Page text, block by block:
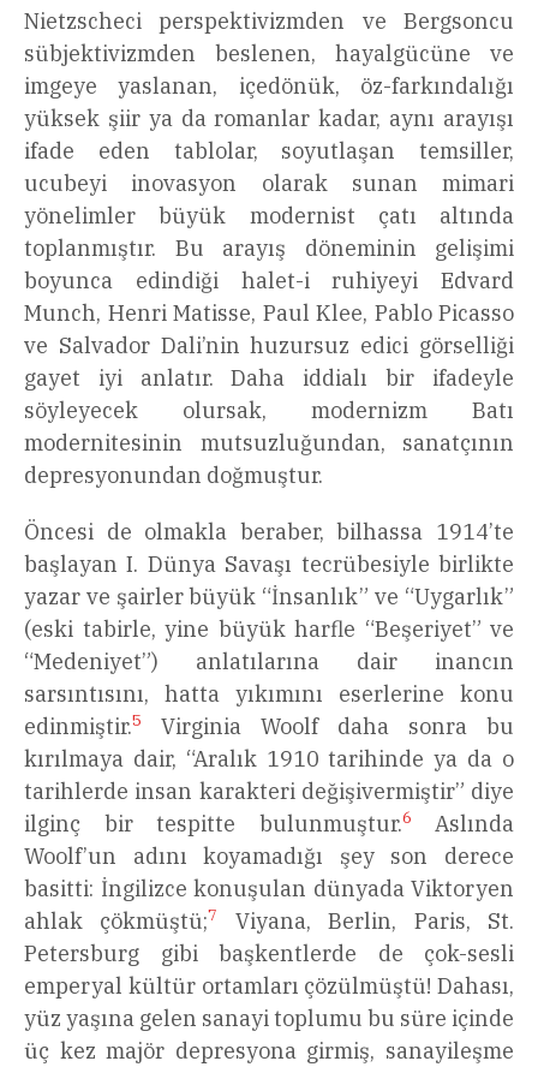
Nietzscheci perspektivizmden ve Bergsoncu
sübjektivizmden beslenen, hayalgücüne ve
imgeye yaslanan, içedönük, öz-farkındalığı
yüksek şiir ya da romanlar kadar, aynı arayışı
ifade eden tablolar, soyutlaşan temsiller,
ucubeyi inovasyon olarak sunan mimari
yönelimler büyük modernist çatı altında
toplanmıştır. Bu arayış döneminin gelişimi
boyunca edindiği halet-i ruhiyeyi Edvard
Munch, Henri Matisse, Paul Klee, Pablo Picasso
ve Salvador Dali’nin huzursuz edici görselliği
gayet iyi anlatır. Daha iddialı bir ifadeyle
söyleyecek olursak, modernizm Batı
modernitesinin mutsuzluğundan, sanatçının
depresyonundan doğmuştur.
Öncesi de olmakla beraber, bilhassa 1914’te
başlayan I. Dünya Savaşı tecrübesiyle birlikte
yazar ve şairler büyük “İnsanlık” ve “Uygarlık”
(eski tabirle, yine büyük harfle “Beşeriyet” ve
“Medeniyet”) anlatılarına dair inancın
sarsıntısını, hatta yıkımını eserlerine konu
edinmiştir.5
Virginia Woolf daha sonra bu
kırılmaya dair, “Aralık 1910 tarihinde ya da o
tarihlerde insan karakteri değişivermiştir” diye
ilginç bir tespitte bulunmuştur.6
Aslında
Woolf’un adını koyamadığı şey son derece
basitti: İngilizce konuşulan dünyada Viktoryen
ahlak çökmüştü;7
Viyana, Berlin, Paris, St.
Petersburg gibi başkentlerde de çok-sesli
emperyal kültür ortamları çözülmüştü! Dahası,
yüz yaşına gelen sanayi toplumu bu süre içinde
üç kez majör depresyona girmiş, sanayileşme